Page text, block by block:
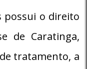
possui o direito
de Caratinga,
tratamento, a